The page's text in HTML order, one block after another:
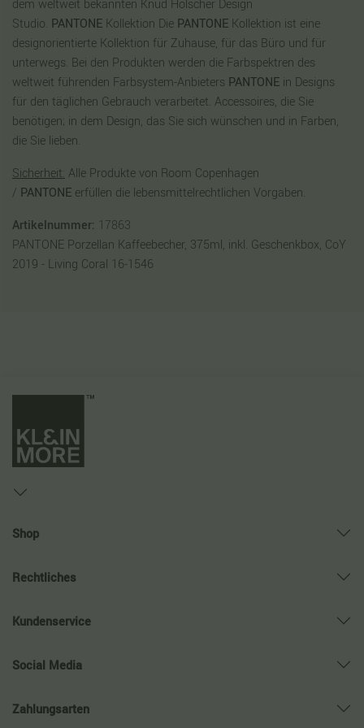
dem weltweit bekannten Knud Holscher Design
Studio. PANTONE Kollektion Die PANTONE Kollektion ist eine
designorientierte Kollektion für Zuhause, für das Büro und für
unterwegs. Bei den Produkten werden die Farbspektren des
weltweit führenden Farbsystem-Anbieters PANTONE in Designs
für den täglichen Gebrauch verarbeitet. Accessoires, die Sie
benötigen; in dem Design, das Sie sich wünschen und in Farben,
die Sie lieben.
Sicherheit: Alle Produkte von Room Copenhagen
/ PANTONE erfüllen die lebensmittelrechtlichen Vorgaben.
Artikelnummer: 17863
PANTONE Porzellan Kaffeebecher, 375ml, inkl. Geschenkbox, CoY
2019 - Living Coral 16-1546
Shop
Rechtliches
Kundenservice
Social Media
Zahlungsarten